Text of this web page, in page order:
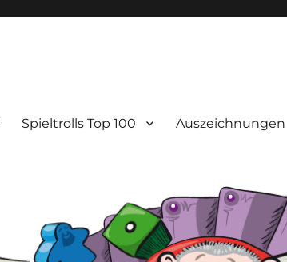
Spieltrolls Top 100 Auszeichnungen